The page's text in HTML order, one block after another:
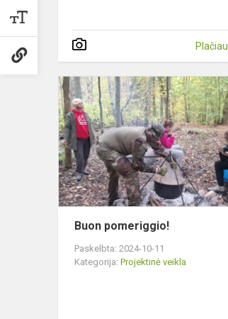
Plačiau
Buon pomeriggio!
Paskelbta: 2024-10-11
Kategorija: Projektinė veikla